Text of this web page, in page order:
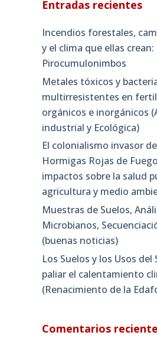
Entradas recientes
Incendios forestales,
y el clima que ellas crean:
Pirocumulonimbos
Metales tóxicos y
multirresistentes en
orgánicos e inorgánicos
industrial y Ecológica)
El colonialismo invasor
Hormigas Rojas de
impactos sobre la salud
agricultura y medio
Muestras de Suelos,
Microbianos,
(buenas noticias)
Los Suelos y los Usos del
paliar el calentamiento
(Renacimiento de la
Comentarios